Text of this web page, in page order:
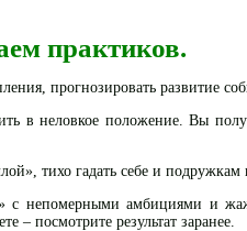
практиков.
прогнозировать развитие
в неловкое положение. Вы
тихо гадать себе и
с непомерными амбициями и
посмотрите результат заранее.